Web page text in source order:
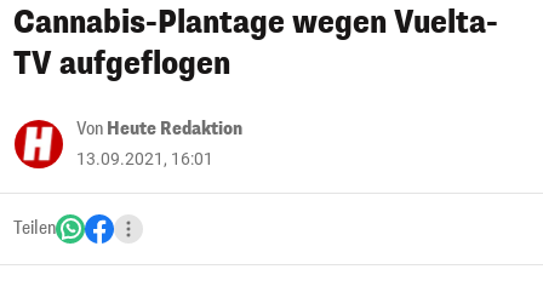
Cannabis-Plantage wegen Vuelta-
TV aufgeflogen
Von Heute Redaktion
13.09.2021, 16:01
Teilen